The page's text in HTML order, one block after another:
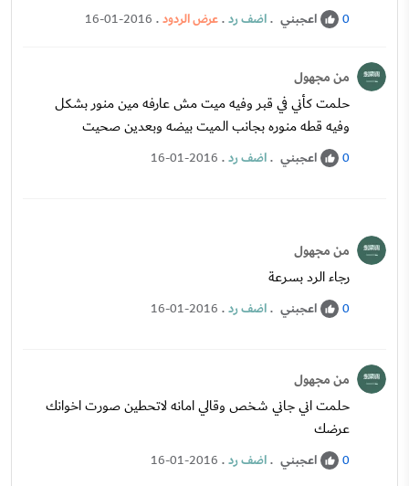
0 اعجبني .اضف رد.عرض الردود.
16-01-2016
من مجهول
حلمت كأني في قبر وفيه ميت مش عارفه مين منور بشكل
وفيه قطه منوره بجانب الميت بيضه وبعدين صحيت
0 اعجبني .اضف رد.
16-01-2016
من مجهول
رجاء الرد بسرعة
0 اعجبني .اضف رد.
16-01-2016
من مجهول
حلمت اني جاني شخص وقالي امانه لاتحطين صورت اخوانك
عرضك
0 اعجبني .اضف رد.
16-01-2016